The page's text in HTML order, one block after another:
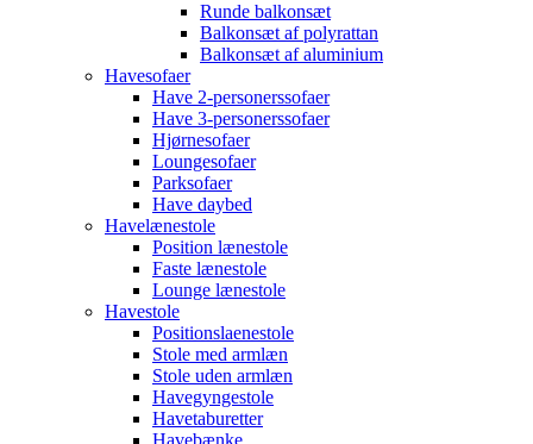
Runde balkonsæt
Balkonsæt af polyrattan
Balkonsæt af aluminium
Havesofaer
Have 2-personerssofaer
Have 3-personerssofaer
Hjørnesofaer
Loungesofaer
Parksofaer
Have daybed
Havelænestole
Position lænestole
Faste lænestole
Lounge lænestole
Havestole
Positionslaenestole
Stole med armlæn
Stole uden armlæn
Havegyngestole
Havetaburetter